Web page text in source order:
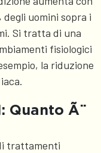
uomini sopra i
Si tratta di una
fisiologici
la riduzione
Quanto Ã¨
trattamenti